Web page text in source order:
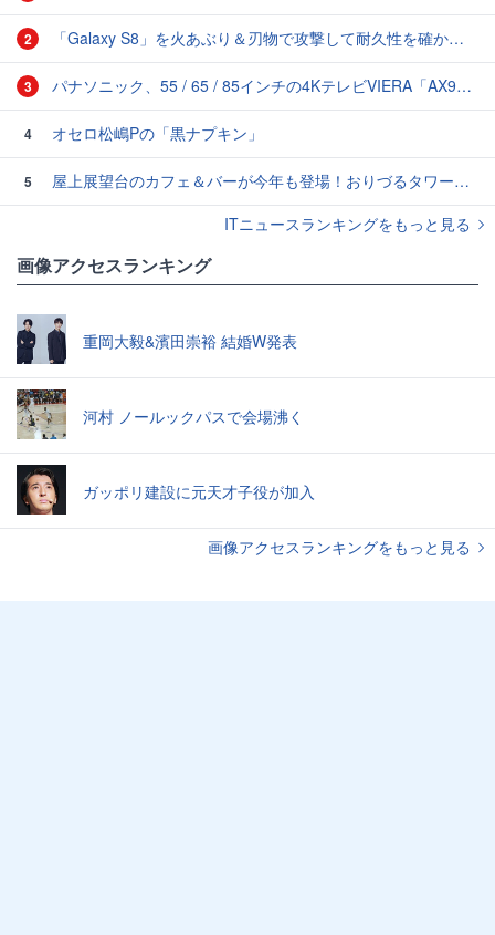
2 「Galaxy S8」を火あぶり＆刃物で攻撃して耐久性を確かめるムービーが公開中
3 パナソニック、55 / 65 / 85インチの4KテレビVIERA「AX900シリーズ」4機種を発表
4 オセロ松嶋Pの「黒ナプキン」
5
屋上展望台のカフェ＆バーが今年も登場！おりづるタワー「ROOF TOP CAFE & BAR 2026」
ITニュースランキングをもっと見る
画像アクセスランキング
重岡大毅&濱田崇裕 結婚W発表
河村 ノールックパスで会場沸く
ガッポリ建設に元天才子役が加入
画像アクセスランキングをもっと見る